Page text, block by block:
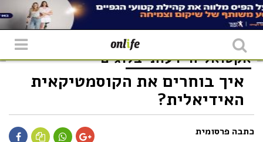
אקטואליה דעות בלוגים
איך בוחרים את הקוסמטיקאית
האידיאלית?
כתבה פרסומית